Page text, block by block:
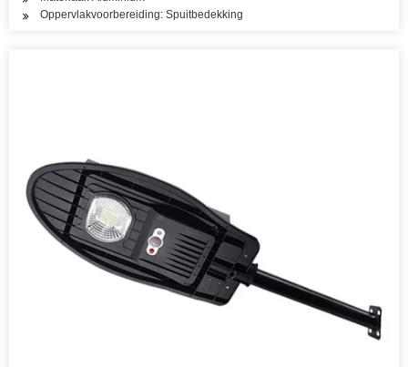
Oppervlakvoorbereiding: Spuitbedekking